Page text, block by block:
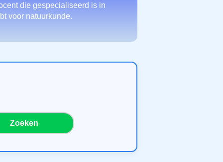
die gespecialiseerd is in
voor natuurkunde.
Zoeken